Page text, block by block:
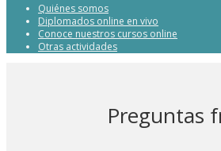
Quiénes somos
Diplomados online en vivo
Conoce nuestros cursos online
Otras actividades
Preguntas